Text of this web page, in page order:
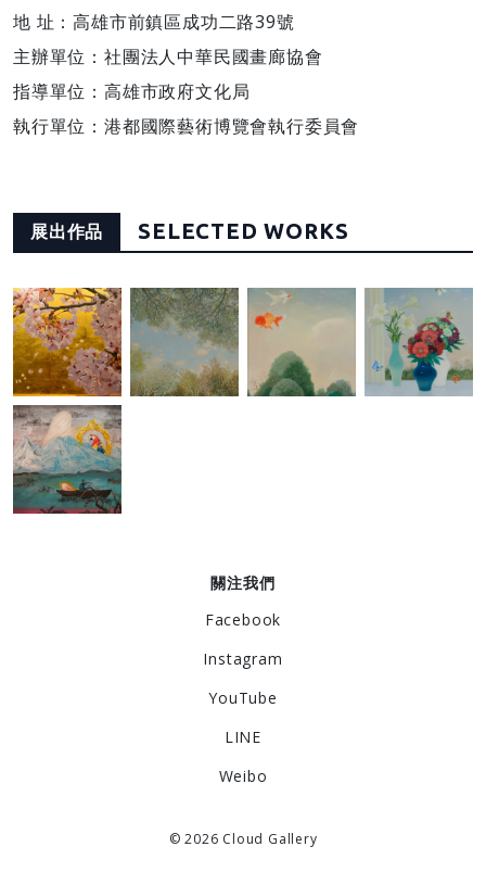
地 址：高雄市前鎮區成功二路39號
主辦單位：社團法人中華民國畫廊協會
指導單位：高雄市政府文化局
執行單位：港都國際藝術博覽會執行委員會
展出作品 SELECTED WORKS
關注我們
Facebook
Instagram
YouTube
LINE
Weibo
© 2026 Cloud Gallery